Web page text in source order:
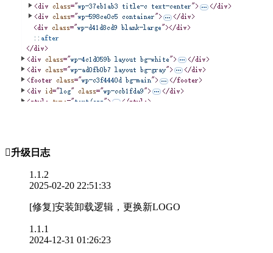
升级日志
1.1.2
2025-02-20 22:51:33
[修复]安装卸载逻辑，更换新LOGO
1.1.1
2024-12-31 01:26:23